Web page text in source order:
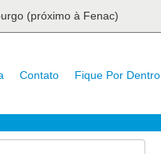
(próximo à Fenac)
Contato Fique Por Dentro